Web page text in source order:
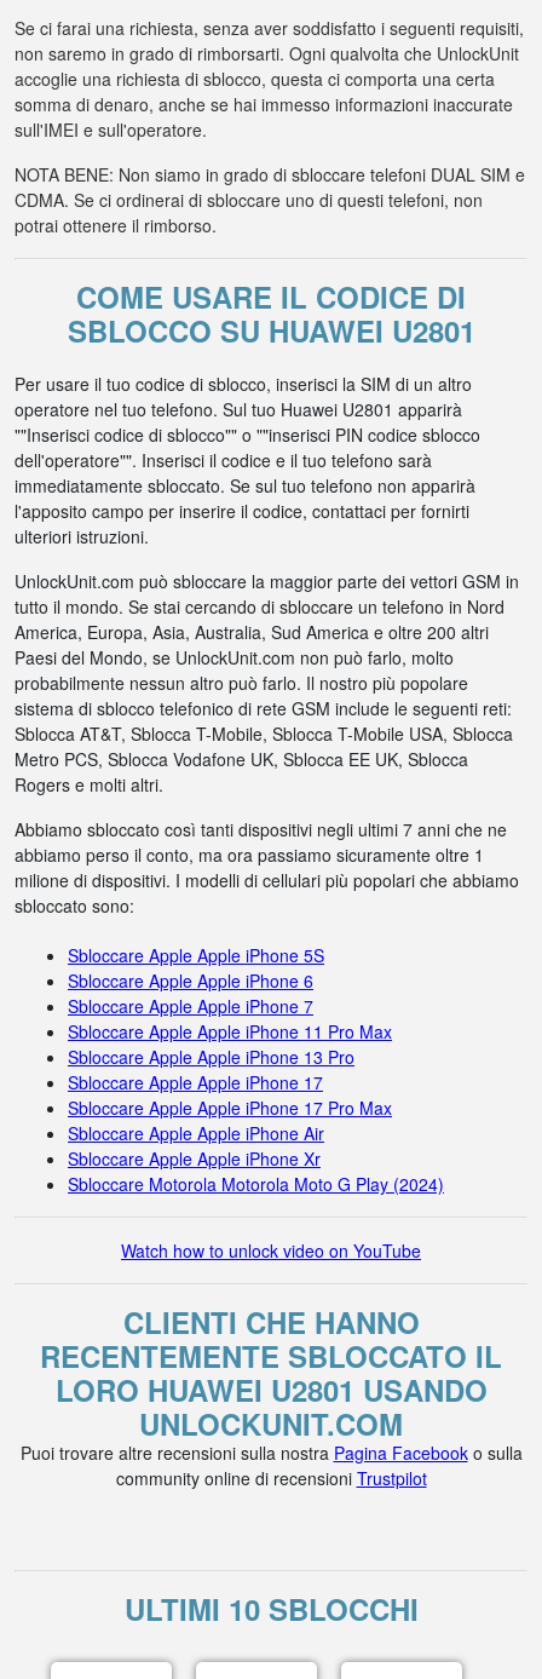
Se ci farai una richiesta, senza aver soddisfatto i seguenti requisiti,
non saremo in grado di rimborsarti. Ogni qualvolta che UnlockUnit
accoglie una richiesta di sblocco, questa ci comporta una certa
somma di denaro, anche se hai immesso informazioni inaccurate
sull'IMEI e sull'operatore.
NOTA BENE: Non siamo in grado di sbloccare telefoni DUAL SIM e
CDMA. Se ci ordinerai di sbloccare uno di questi telefoni, non
potrai ottenere il rimborso.
COME USARE IL CODICE DI
SBLOCCO SU HUAWEI U2801
Per usare il tuo codice di sblocco, inserisci la SIM di un altro
operatore nel tuo telefono. Sul tuo Huawei U2801 apparirà
""Inserisci codice di sblocco"" o ""inserisci PIN codice sblocco
dell'operatore"". Inserisci il codice e il tuo telefono sarà
immediatamente sbloccato. Se sul tuo telefono non apparirà
l'apposito campo per inserire il codice, contattaci per fornirti
ulteriori istruzioni.
UnlockUnit.com può sbloccare la maggior parte dei vettori GSM in
tutto il mondo. Se stai cercando di sbloccare un telefono in Nord
America, Europa, Asia, Australia, Sud America e oltre 200 altri
Paesi del Mondo, se UnlockUnit.com non può farlo, molto
probabilmente nessun altro può farlo. Il nostro più popolare
sistema di sblocco telefonico di rete GSM include le seguenti reti:
Sblocca AT&T, Sblocca T-Mobile, Sblocca T-Mobile USA, Sblocca
Metro PCS, Sblocca Vodafone UK, Sblocca EE UK, Sblocca
Rogers e molti altri.
Abbiamo sbloccato così tanti dispositivi negli ultimi 7 anni che ne
abbiamo perso il conto, ma ora passiamo sicuramente oltre 1
milione di dispositivi. I modelli di cellulari più popolari che abbiamo
sbloccato sono:
Sbloccare Apple Apple iPhone 5S
Sbloccare Apple Apple iPhone 6
Sbloccare Apple Apple iPhone 7
Sbloccare Apple Apple iPhone 11 Pro Max
Sbloccare Apple Apple iPhone 13 Pro
Sbloccare Apple Apple iPhone 17
Sbloccare Apple Apple iPhone 17 Pro Max
Sbloccare Apple Apple iPhone Air
Sbloccare Apple Apple iPhone Xr
Sbloccare Motorola Motorola Moto G Play (2024)
Watch how to unlock video on YouTube
CLIENTI CHE HANNO
RECENTEMENTE SBLOCCATO IL
LORO HUAWEI U2801 USANDO
UNLOCKUNIT.COM
Puoi trovare altre recensioni sulla nostra Pagina Facebooko sulla
community online di recensioni Trustpilot
ULTIMI 10 SBLOCCHI